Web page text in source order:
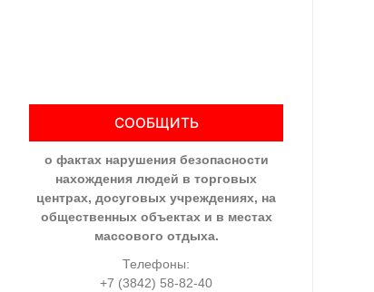
СООБЩИТЬ
о фактах нарушения безопасности
нахождения людей в торговых
центрах, досуговых учреждениях, на
общественных объектах и в местах
массового отдыха.
Телефоны:
+7 (3842) 58-82-40